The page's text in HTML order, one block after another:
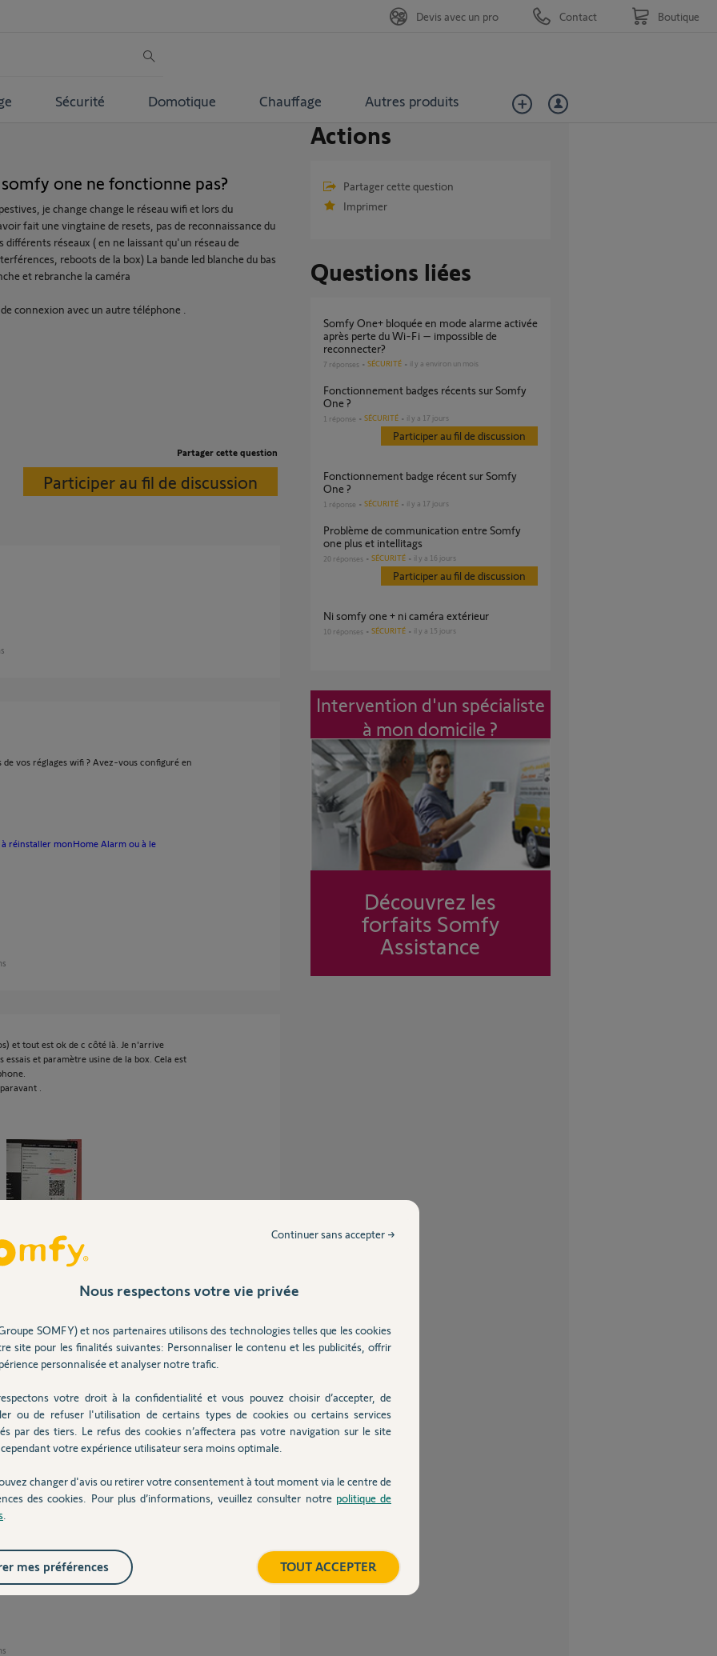
Sécurité Domotique Chauffage Autres produits
Devis avec un pro Contact Boutique
one ne fonctionne pas?
je change change le réseau wifi et lors du
fait une vingtaine de resets, pas de reconnaissance du
réseaux ( en ne laissant qu'un réseau de
reboots de la box) La bande led blanche du bas
et rebranche la caméra
connexion avec un autre téléphone .
Partager cette question
Participer au fil de discussion
vos réglages wifi ? Avez-vous configuré en
réinstaller monHome Alarm ou à le
et tout est ok de c côté là. Je n'arrive
et paramètre usine de la box. Cela est
.
du 5Ghz vous avez bien coché
2,4Ghz.
de votre box internet.
Actions
Partager cette question
Imprimer
Questions liées
Somfy One+ bloquée en mode alarme activée
après perte du Wi-Fi – impossible de
reconnecter?
7 réponses SÉCURITÉ il y a environ un mois
Fonctionnement badges récents sur Somfy
One ?
1 réponse SÉCURITÉ il y a 17 jours
Participer au fil de discussion
Fonctionnement badge récent sur Somfy
One ?
1 réponse SÉCURITÉ il y a 17 jours
Problème de communication entre Somfy
one plus et intellitags
20 réponses SÉCURITÉ il y a 16 jours
Participer au fil de discussion
Ni somfy one + ni caméra extérieur
10 réponses SÉCURITÉ il y a 15 jours
Intervention d'un spécialiste
à mon domicile ?
Découvrez les
forfaits Somfy
Assistance
Nous respectons votre vie privée
SOMFY) et nos partenaires utilisons des technologies telles que les cookies
site pour les finalités suivantes: Personnaliser le contenu et les publicités, offrir
personnalisée et analyser notre trafic.
votre droit à la confidentialité et vous pouvez choisir d’accepter, de
ou de refuser l'utilisation de certains types de cookies ou certains services
par des tiers. Le refus des cookies n’affectera pas votre navigation sur le site
votre expérience utilisateur sera moins optimale.
changer d'avis ou retirer votre consentement à tout moment via le centre de
des cookies. Pour plus d’informations, veuillez consulter notre politique de
Continuer sans accepter →
TOUT ACCEPTER
mes préférences